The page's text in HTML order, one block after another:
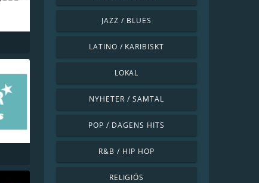
JAZZ / BLUES
LATINO / KARIBISKT
LOKAL
NYHETER / SAMTAL
POP / DAGENS HITS
R&B / HIP HOP
RELIGIÖS